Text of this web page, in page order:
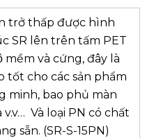
trở thấp được hình
SR lên trên tấm PET
mềm và cứng, đây là
tốt cho các sản phẩm
minh, bao phủ màn
Và loại PN có chất
sẵn. (SR-S-15PN)